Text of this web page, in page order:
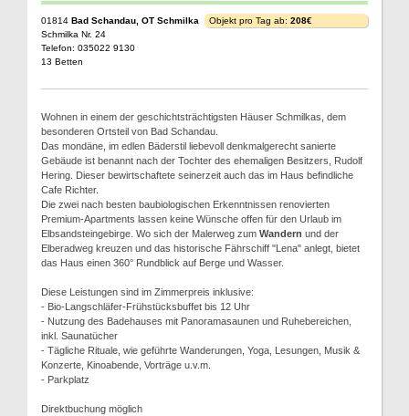
01814 Bad Schandau, OT Schmilka
Schmilka Nr. 24
Telefon: 035022 9130
13 Betten
Objekt pro Tag ab: 208€
Wohnen in einem der geschichtsträchtigsten Häuser Schmilkas, dem
besonderen Ortsteil von Bad Schandau.
Das mondäne, im edlen Bäderstil liebevoll denkmalgerecht sanierte
Gebäude ist benannt nach der Tochter des ehemaligen Besitzers, Rudolf
Hering. Dieser bewirtschaftete seinerzeit auch das im Haus befindliche
Cafe Richter.
Die zwei nach besten baubiologischen Erkenntnissen renovierten
Premium-Apartments lassen keine Wünsche offen für den Urlaub im
Elbsandsteingebirge. Wo sich der Malerweg zum Wandern und der
Elberadweg kreuzen und das historische Fährschiff "Lena" anlegt, bietet
das Haus einen 360° Rundblick auf Berge und Wasser.
Diese Leistungen sind im Zimmerpreis inklusive:
- Bio-Langschläfer-Frühstücksbuffet bis 12 Uhr
- Nutzung des Badehauses mit Panoramasaunen und Ruhebereichen,
inkl. Saunatücher
- Tägliche Rituale, wie geführte Wanderungen, Yoga, Lesungen, Musik &
Konzerte, Kinoabende, Vorträge u.v.m.
- Parkplatz
Direktbuchung möglich